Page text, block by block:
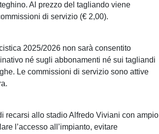
Al prezzo del tagliando viene
di servizio (€ 2,00).
2025/2026 non sarà consentito
né sugli abbonamenti né sui tagliandi
Le commissioni di servizio sono attive
recarsi allo stadio Alfredo Viviani con ampio
l’accesso all’impianto, evitare